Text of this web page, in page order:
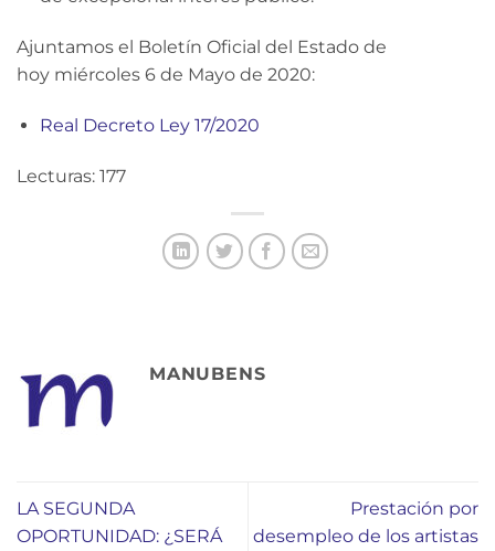
Ajuntamos el Boletín Oficial del Estado de
hoy miércoles 6 de Mayo de 2020:
Real Decreto Ley 17/2020
Lecturas: 177
MANUBENS
LA SEGUNDA
OPORTUNIDAD: ¿SERÁ
Prestación por
desempleo de los artistas